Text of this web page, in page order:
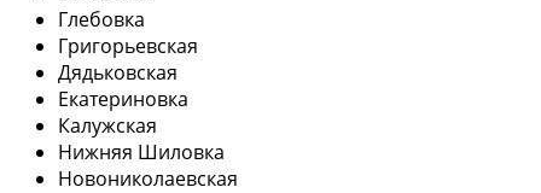
Глебовка
Григорьевская
Дядьковская
Екатериновка
Калужская
Нижняя Шиловка
Новониколаевская